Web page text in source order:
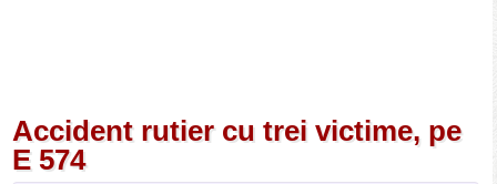
Accident rutier cu trei victime, pe
E 574